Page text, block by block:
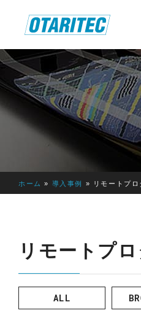
放送用
AVT
d&b
ホーム » 導入事例 » リモートプ
リモートプ
ALL